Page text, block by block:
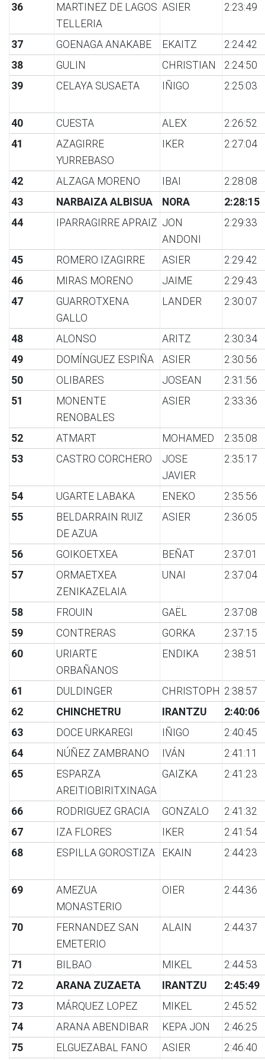
36
MARTINEZ DE LAGOS
TELLERIA
ASIER 2:23:49
37 GOENAGA ANAKABE EKAITZ
2:24:42
38
GULIN CHRISTIAN
2:24:50
39
CELAYA SUSAETA IÑIGO 2:25:03
40 CUESTA ALEX
2:26:52
41
AZAGIRRE
YURREBASO
IKER 2:27:04
42 ALZAGA MORENO IBAI
2:28:08
43
NARBAIZA ALBISUA NORA
2:28:15
44
IPARRAGIRRE APRAIZ JON
ANDONI
2:29:33
45 ROMERO IZAGIRRE ASIER
2:29:42
46
MIRAS MORENO JAIME
2:29:43
47
GUARROTXENA
GALLO
LANDER 2:30:07
48 ALONSO ARITZ
2:30:34
49
DOMÍNGUEZ ESPIÑA ASIER
2:30:56
50
OLIBARES JOSEAN
2:31:56
51
MONENTE
RENOBALES
ASIER 2:33:36
52 ATMART MOHAMED
2:35:08
53
CASTRO CORCHERO
JOSE
JAVIER
2:35:17
54 UGARTE LABAKA ENEKO
2:35:56
55
BELDARRAIN RUIZ
DE AZUA
ASIER 2:36:05
56 GOIKOETXEA BEÑAT
2:37:01
57
ORMAETXEA
ZENIKAZELAIA
UNAI 2:37:04
58 FROUIN GAËL
2:37:08
59
CONTRERAS GORKA
2:37:15
60
URIARTE
ORBAÑANOS
ENDIKA 2:38:51
61 DULDINGER CHRISTOPH 2:38:57
62
CHINCHETRU IRANTZU
2:40:06
63
DOCE URKAREGI IÑIGO
2:40:45
64
NÚÑEZ ZAMBRANO IVÁN
2:41:11
65
ESPARZA
AREITIOBIRITXINAGA
GAIZKA 2:41:23
66 RODRIGUEZ GRACIA GONZALO
2:41:32
67
IZA FLORES IKER
2:41:54
68
ESPILLA GOROSTIZA EKAIN 2:44:23
69
AMEZUA
MONASTERIO
OIER 2:44:36
70
FERNANDEZ SAN
EMETERIO
ALAIN 2:44:37
71 BILBAO MIKEL
2:44:53
72
ARANA ZUZAETA IRANTZU
2:45:49
73
MÁRQUEZ LOPEZ MIKEL
2:45:52
74
ARANA ABENDIBAR KEPA JON
2:46:25
75
ELGUEZABAL FANO ASIER
2:46:40